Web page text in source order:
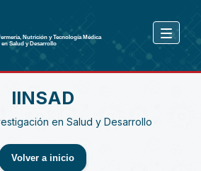
IINSAD
en Salud y Desarrollo
Volver a inicio